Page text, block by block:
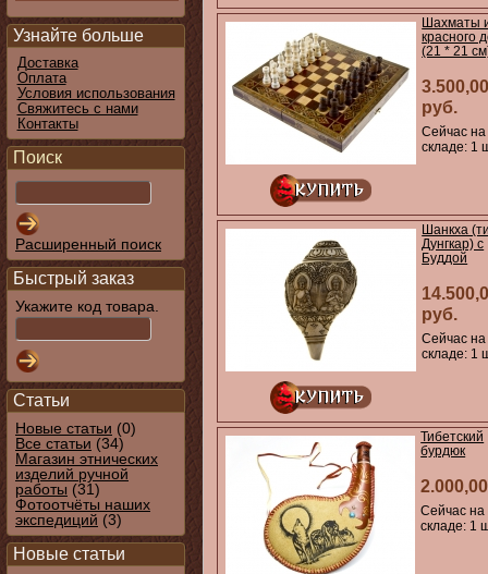
Шахматы
красного
(21 * 21
руб.
Сейчас на
складе: 1
Шанкха
Дунгкар) с
Буддой
руб.
Сейчас на
складе: 1
Тибетский
бурдюк
Сейчас на
складе: 1
Узнайте больше
Доставка
Оплата
Условия использования
Свяжитесь с нами
Контакты
Поиск
Расширенный поиск
Быстрый заказ
Укажите код товара.
Статьи
Новые статьи (0)
Все статьи (34)
Магазин этнических
изделий ручной
работы (31)
Фотоотчёты наших
экспедиций (3)
Новые статьи